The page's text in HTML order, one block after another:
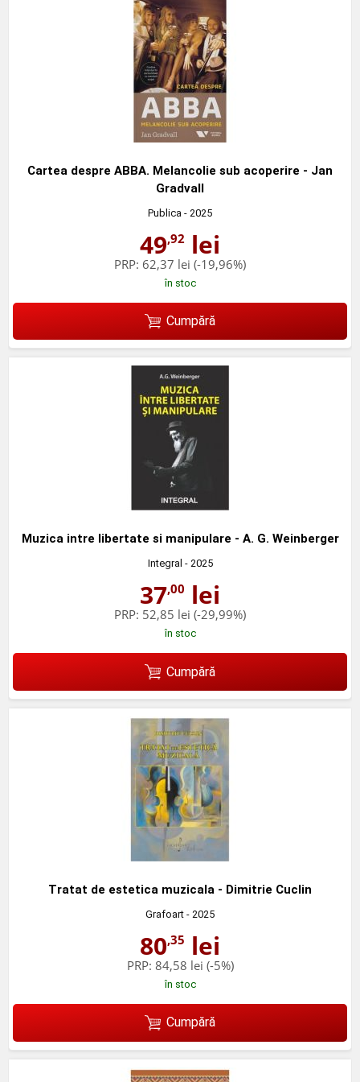
Cartea despre ABBA. Melancolie sub acoperire - Jan
Gradvall
Publica - 2025
49,92 lei
PRP: 62,37 lei (-19,96%)
în stoc
Cumpără
Muzica intre libertate si manipulare - A. G. Weinberger
Integral - 2025
37,00 lei
PRP: 52,85 lei (-29,99%)
în stoc
Cumpără
Tratat de estetica muzicala - Dimitrie Cuclin
Grafoart - 2025
80,35 lei
PRP: 84,58 lei (-5%)
în stoc
Cumpără